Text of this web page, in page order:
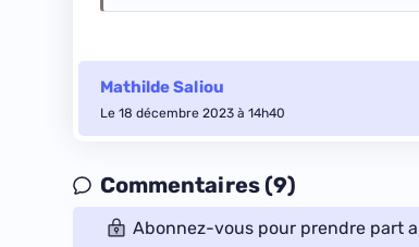
Mathilde Saliou
Le 18 décembre 2023 à 14h40
Commentaires (9)
Abonnez-vous pour prendre part